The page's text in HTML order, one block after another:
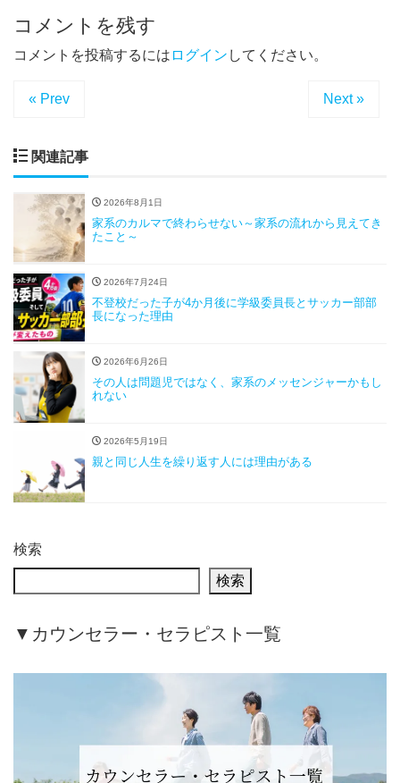
コメントを残す
コメントを投稿するには ログイン してください。
« Prev Next »
関連記事
2026年8月1日
家系のカルマで終わらせない～家系の流れから見えてき
たこと～
2026年7月24日
不登校だった子が4か月後に学級委員長とサッカー部部
長になった理由
2026年6月26日
その人は問題児ではなく、家系のメッセンジャーかもし
れない
2026年5月19日
親と同じ人生を繰り返す人には理由がある
検索
検索
▼カウンセラー・セラピスト一覧